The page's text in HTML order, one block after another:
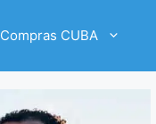
Compras CUBA